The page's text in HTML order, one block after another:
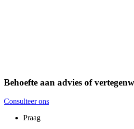
Behoefte aan advies of
Consulteer ons
Praag